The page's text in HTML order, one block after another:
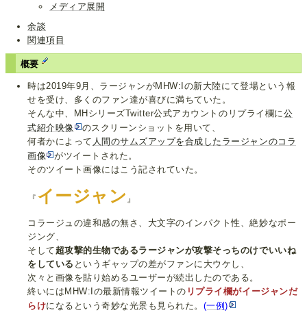
メディア展開
余談
関連項目
概要
時は2019年9月、ラージャンがMHW:Iの新大陸にて登場という報
せを受け、多くのファン達が喜びに満ちていた。
そんな中、MHシリーズTwitter公式アカウントのリプライ欄に 公
式紹介映像
のスクリーンショットを用いて、
何者かによって 人間のサムズアップを合成したラージャンのコラ
画像
がツイートされた。
そのツイート画像にはこう記されていた。
『 イージャン 』
コラージュの違和感の無さ、大文字のインパクト性、絶妙なポー
ジング、
そして超攻撃的生物であるラージャンが攻撃そっちのけでいいね
をしている というギャップの差がファンに大ウケし、
次々と画像を貼り始めるユーザーが続出したのである。
終いにはMHW:Iの最新情報ツイートの リプライ欄がイージャンだ
らけになるという奇妙な光景も見られた。 (一例)